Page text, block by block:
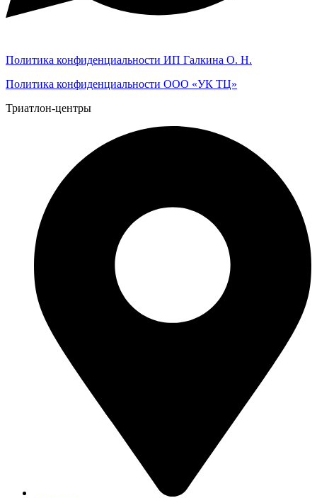
Политика конфиденциальности ИП Галкина О. Н.
Политика конфиденциальности ООО «УК ТЦ»
Триатлон-центры